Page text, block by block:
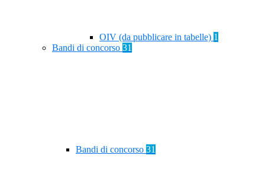
OIV (da pubblicare in tabelle) 1
Bandi di concorso 31
Bandi di concorso 31